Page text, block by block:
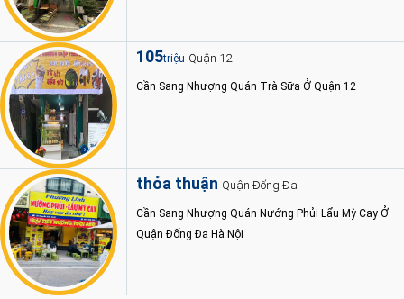
105triệu Quận 12
Cần Sang Nhượng Quán Trà Sữa Ở Quận 12
thỏa thuận Quận Đống Đa
Cần Sang Nhượng Quán Nướng Phủi Lẩu Mỳ Cay Ở
Quận Đống Đa Hà Nội